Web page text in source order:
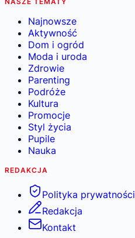
Najnowsze
Aktywność
Dom i ogród
Moda i uroda
Zdrowie
Parenting
Podróże
Kultura
Promocje
Styl życia
Pupile
Nauka
REDAKCJA
Polityka prywatności
Redakcja
Kontakt